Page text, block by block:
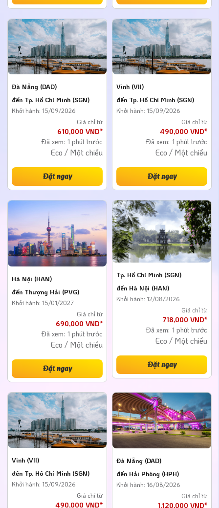
Đà Nẵng (DAD)
đến Tp. Hồ Chí Minh (SGN)
Khởi hành: 15/09/2026
Giá chỉ từ
610,000 VND*
Đã xem: 1 phút trước
Eco / Một chiều
Đặt ngay
Vinh (VII)
đến Tp. Hồ Chí Minh (SGN)
Khởi hành: 15/09/2026
Giá chỉ từ
490,000 VND*
Đã xem: 1 phút trước
Eco / Một chiều
Đặt ngay
Hà Nội (HAN)
đến Thượng Hải (PVG)
Khởi hành: 15/01/2027
Giá chỉ từ
690,000 VND*
Đã xem: 1 phút trước
Eco / Một chiều
Đặt ngay
Tp. Hồ Chí Minh (SGN)
đến Hà Nội (HAN)
Khởi hành: 12/08/2026
Giá chỉ từ
718,000 VND*
Đã xem: 1 phút trước
Eco / Một chiều
Đặt ngay
Vinh (VII)
đến Tp. Hồ Chí Minh (SGN)
Khởi hành: 15/09/2026
Giá chỉ từ
490,000 VND*
Đà Nẵng (DAD)
đến Hải Phòng (HPH)
Khởi hành: 16/08/2026
Giá chỉ từ
1,120,000 VND*